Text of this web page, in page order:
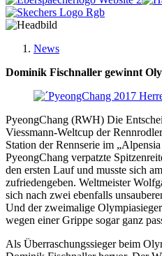
News
Dominik Fischnaller gewinnt
PyeongChang (RWH) Die
Viessmann-Weltcup der
Station der Rennserie im
PyeongChang verpatzte
den ersten Lauf und musste sich
zufriedengeben. Weltmeister
sich nach zwei ebenfalls
Und der zweimalige
wegen einer Grippe sogar ganz
Als Überraschungssieger beim